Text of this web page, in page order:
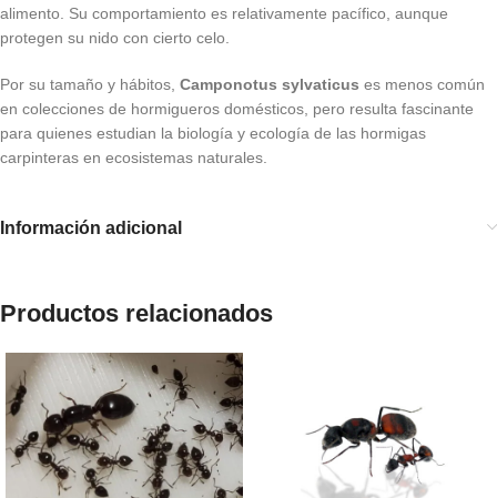
alimento. Su comportamiento es relativamente pacífico, aunque
protegen su nido con cierto celo.
Por su tamaño y hábitos, Camponotus sylvaticus es menos común
en colecciones de hormigueros domésticos, pero resulta fascinante
para quienes estudian la biología y ecología de las hormigas
carpinteras en ecosistemas naturales.
Información adicional
Productos relacionados